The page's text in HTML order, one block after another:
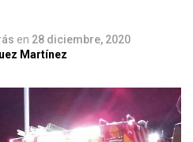
en 28 diciembre, 2020
Martínez